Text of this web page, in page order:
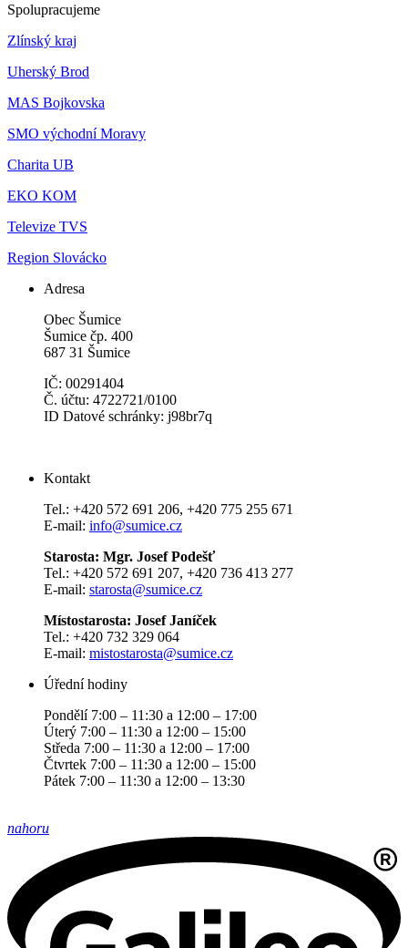
Spolupracujeme
Zlínský kraj
Uherský Brod
MAS Bojkovska
SMO východní Moravy
Charita UB
EKO KOM
Televize TVS
Region Slovácko
Adresa
Obec Šumice
Šumice čp. 400
687 31 Šumice
IČ: 00291404
Č. účtu: 4722721/0100
ID Datové schránky: j98br7q
Kontakt
Tel.: +420 572 691 206, +420 775 255 671
E-mail: info@sumice.cz
Starosta: Mgr. Josef Podešť
Tel.: +420 572 691 207, +420 736 413 277
E-mail: starosta@sumice.cz
Místostarosta: Josef Janíček
Tel.: +420 732 329 064
E-mail: mistostarosta@sumice.cz
Úřední hodiny
Pondělí 7:00 – 11:30 a 12:00 – 17:00
Úterý 7:00 – 11:30 a 12:00 – 15:00
Středa 7:00 – 11:30 a 12:00 – 17:00
Čtvrtek 7:00 – 11:30 a 12:00 – 15:00
Pátek 7:00 – 11:30 a 12:00 – 13:30
nahoru